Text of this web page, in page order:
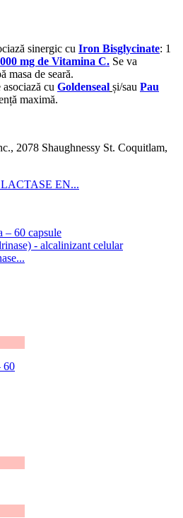
sinergic cu Iron Bisglycinate: 1
mg de Vitamina C. Se va
masa de seară.
cu Goldenseal și/sau Pau
maximă.
2078 Shaughnessy St. Coquitlam,
EN...